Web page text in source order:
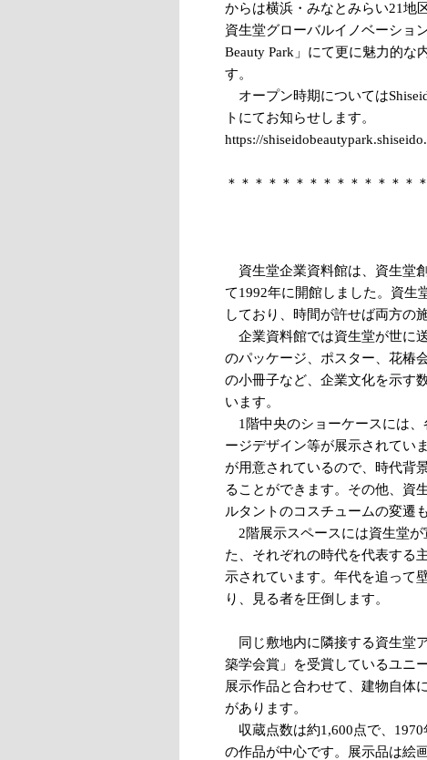
からは横浜・みなとみらい21地
資生堂グローバルイノベーショ
Beauty Park」にて更に魅力的な
す。
オープン時期については
トにてお知らせします。
https://
＊＊＊＊＊＊＊＊＊＊＊＊＊＊
資生堂企業資料館は、資生堂
て1992年に開館しました。資生
しており、時間が許せば両方の
企業資料館では資生堂が世に
のパッケージ、ポスター、花椿
の小冊子など、企業文化を示す
います。
1階中央のショーケースには、
ージデザイン等が展示されてい
が用意されているので、時代背
ることができます。その他、資
ルタントのコスチュームの変遷
2階展示スペースには資生堂が
た、それぞれの時代を代表する
示されています。年代を追って
り、見る者を圧倒します。
同じ敷地内に隣接する資生堂
築学会賞」を受賞しているユニ
展示作品と合わせて、建物自体
があります。
収蔵点数は約1,600点で、1970
の作品が中心です。展示品は絵